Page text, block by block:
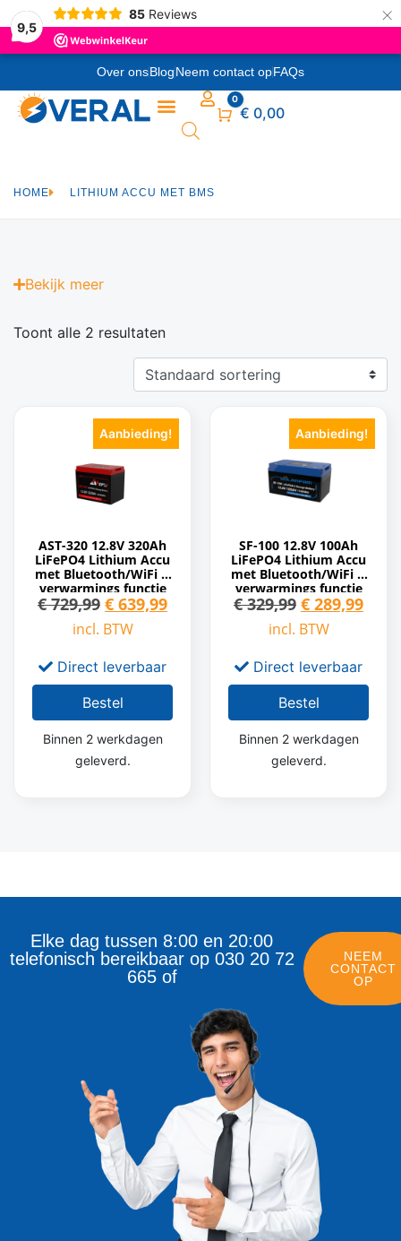
9,5
85 Reviews ×
Over onsBlogNeem contact opFAQs
Winkelwagen
0
€ 0,00
HOME LITHIUM ACCU MET BMS
Bekijk meer
Toont alle 2 resultaten
Aanbieding!
AST-320 12.8V 320Ah
LiFePO4 Lithium Accu
met Bluetooth/WiFi &
verwarmings functie
€729,99 € 639,99
incl. BTW
Direct leverbaar
Bestel
Binnen 2 werkdagen
geleverd.
Aanbieding!
SF-100 12.8V 100Ah
LiFePO4 Lithium Accu
met Bluetooth/WiFi &
verwarmings functie
€329,99 € 289,99
incl. BTW
Direct leverbaar
Bestel
Binnen 2 werkdagen
geleverd.
Elke dag tussen 8:00 en 20:00
telefonisch bereikbaar op 030 20 72
665 of
NEEM
CONTACT
OP